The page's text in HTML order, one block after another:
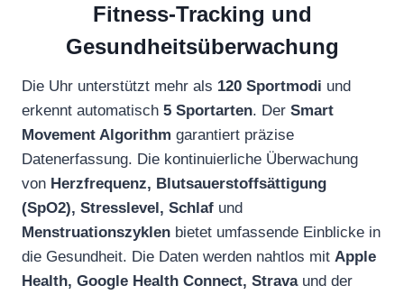
Fitness-Tracking und
Gesundheitsüberwachung
Die Uhr unterstützt mehr als 120 Sportmodi und
erkennt automatisch 5 Sportarten. Der Smart
Movement Algorithm garantiert präzise
Datenerfassung. Die kontinuierliche Überwachung
von Herzfrequenz, Blutsauerstoffsättigung
(SpO2), Stresslevel, Schlaf und
Menstruationszyklen bietet umfassende Einblicke in
die Gesundheit. Die Daten werden nahtlos mit Apple
Health, Google Health Connect, Stravaund der